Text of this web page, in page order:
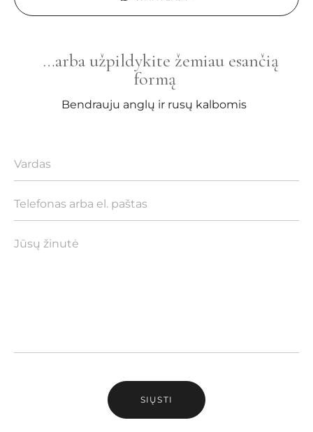
…arba užpildykite žemiau esančią
formą
Bendrauju anglų ir rusų kalbomis
SIŲSTI